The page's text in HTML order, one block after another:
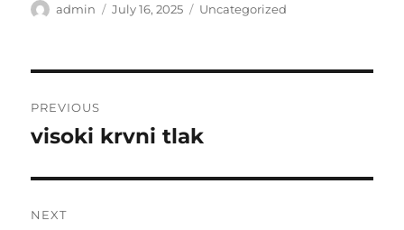
Author
admin
Posted
July 16, 2025 Categories
Uncategorized
navigation
PREVIOUS
Previous
visoki krvni tlak
NEXT